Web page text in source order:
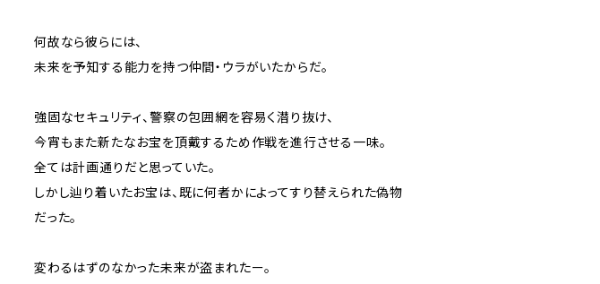
何故なら​彼らには、
未来を予知する能力を持つ仲間・ウラがいたからだ。
強固なセキュリティ、警察の包囲網を容易く潜り抜け、
今宵もまた新たなお宝を頂戴するため作戦を進行させる一味。
全ては計画通りだと思っていた。
しかし辿り着いたお宝は、既に何者かによってすり替えられた偽物
だった。
変わるはずのなかった未来が盗まれたー。